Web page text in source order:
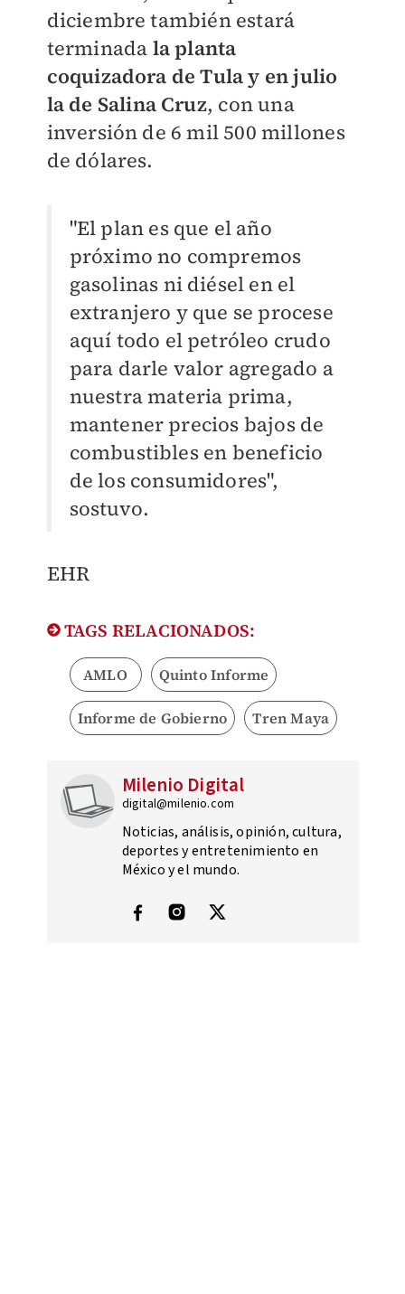
diciembre también estará
terminada la planta
coquizadora de Tula y en julio
la de Salina Cruz, con una
inversión de 6 mil 500 millones
de dólares.
"El plan es que el año
próximo no compremos
gasolinas ni diésel en el
extranjero y que se procese
aquí todo el petróleo crudo
para darle valor agregado a
nuestra materia prima,
mantener precios bajos de
combustibles en beneficio
de los consumidores",
sostuvo.
​EHR
TAGS RELACIONADOS:
AMLO Quinto Informe
Informe de Gobierno Tren Maya
Milenio Digital
digital@milenio.com
Noticias, análisis, opinión, cultura,
deportes y entretenimiento en
México y el mundo.